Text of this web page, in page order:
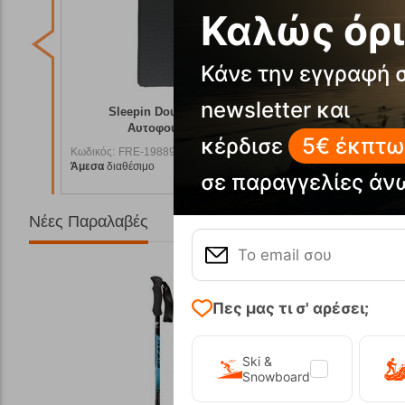
Sleepin Double 5.0cm Στρώμα
Αυτοφούσκωτο Outwell
Κωδικός: FRE-19889
Άμεσα διαθέσιμο
94,95 € Κωδικός:
Άμεσα
Νέες Παραλαβές
Καλώς
Κάνε την εγγραφή
newsletter και
κέρδισε
5€
σε παραγγελίες
Πες μας τι σ' αρέσει;
Ski &
Snowboard